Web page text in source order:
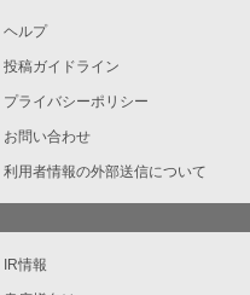
ヘルプ
投稿ガイドライン
プライバシーポリシー
お問い合わせ
利用者情報の外部送信について
IR情報